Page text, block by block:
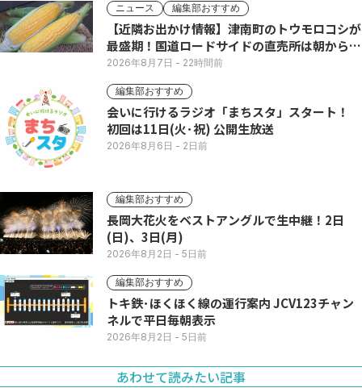
ニュース 編集部おすすめ
【近隣お出かけ情報】津南町のトウモロコシが
最盛期！国道ロードサイドの直売所は朝から長
い列
2026年8月7日 - 22時間前
編集部おすすめ
会いに行けるラジオ「まちスタ」スタート！
初回は11日(火･祝) 公開生放送
2026年8月6日 - 2日前
編集部おすすめ
長岡大花火をベストアングルで生中継！2日
(日)、3日(月)
2026年8月2日 - 5日前
編集部おすすめ
トキ鉄･ほくほく線の運行案内 JCV123チャン
ネルで平日毎朝表示
2026年8月2日 - 5日前
あわせて読みたい記事